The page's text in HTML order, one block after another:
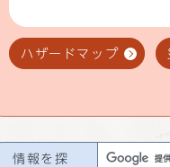
ハザードマップ
情報を探